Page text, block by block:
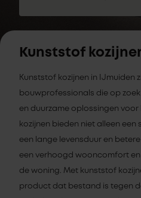
Kunststof
Kunststof kozijnen in IJmuiden
bouwprofessionals die op
en duurzame oplossingen voor
kozijnen bieden niet alleen
een lange levensduur en
een verhoogd wooncomfort
de woning. Met kunststof
product dat bestand is tegen